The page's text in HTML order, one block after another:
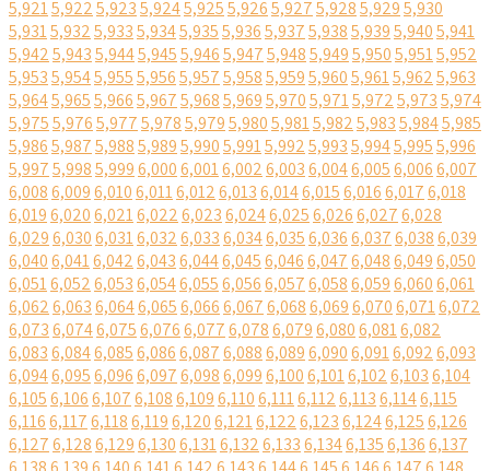
5,9215,9225,9235,9245,9255,9265,9275,9285,9295,930
5,9315,9325,9335,9345,9355,9365,9375,9385,9395,9405,941
5,9425,9435,9445,9455,9465,9475,9485,9495,9505,9515,952
5,9535,9545,9555,9565,9575,9585,9595,9605,9615,9625,963
5,9645,9655,9665,9675,9685,9695,9705,9715,9725,9735,974
5,9755,9765,9775,9785,9795,9805,9815,9825,9835,9845,985
5,9865,9875,9885,9895,9905,9915,9925,9935,9945,9955,996
5,9975,9985,9996,0006,0016,0026,0036,0046,0056,0066,007
6,0086,0096,0106,0116,0126,0136,0146,0156,0166,0176,018
6,0196,0206,0216,0226,0236,0246,0256,0266,0276,028
6,0296,0306,0316,0326,0336,0346,0356,0366,0376,0386,039
6,0406,0416,0426,0436,0446,0456,0466,0476,0486,0496,050
6,0516,0526,0536,0546,0556,0566,0576,0586,0596,0606,061
6,0626,0636,0646,0656,0666,0676,0686,0696,0706,0716,072
6,0736,0746,0756,0766,0776,0786,0796,0806,0816,082
6,0836,0846,0856,0866,0876,0886,0896,0906,0916,0926,093
6,0946,0956,0966,0976,0986,0996,1006,1016,1026,1036,104
6,1056,1066,1076,1086,1096,1106,1116,1126,1136,1146,115
6,1166,1176,1186,1196,1206,1216,1226,1236,1246,1256,126
6,1276,1286,1296,1306,1316,1326,1336,1346,1356,1366,137